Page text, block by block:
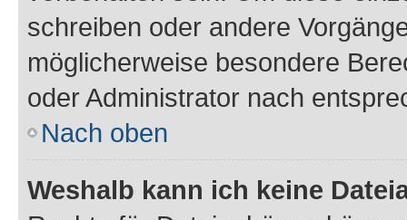
schreiben oder andere
möglicherweise besondere
oder Administrator nach
Nach oben
Weshalb kann ich keine